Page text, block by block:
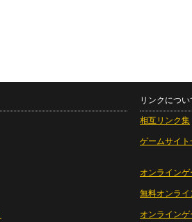
リンクについ
相互リンク集
ゲームサイト
オンラインゲ
無料オンライ
オンライン